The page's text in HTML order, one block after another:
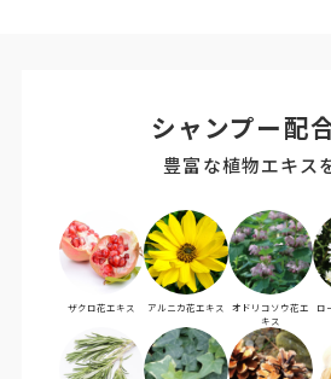
シャンプー配
豊富な植物エキス
ザクロ花エキス アルニカ花エキス
オドリコソウ花エ
キス
ロ